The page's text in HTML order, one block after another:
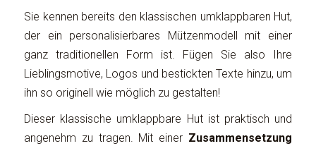
Sie kennen bereits den klassischen umklappbaren Hut,
der ein personalisierbares Mützenmodell mit einer
ganz traditionellen Form ist. Fügen Sie also Ihre
Lieblingsmotive, Logos und bestickten Texte hinzu, um
ihn so originell wie möglich zu gestalten!
Dieser klassische umklappbare Hut ist praktisch und
angenehm zu tragen. Mit einer Zusammensetzung